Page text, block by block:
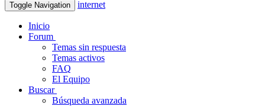
Toggle Navigation
Inicio
Forum
Temas sin respuesta
Temas activos
FAQ
El Equipo
Buscar
Búsqueda avanzada